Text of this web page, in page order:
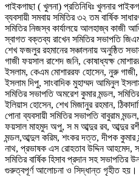
পাইকগাছা ( খুলনা) প্রতিনিধিঃ খুলনার
ব্যবসায়ী সমবায় সমিতির ৩২ তম বার্ষিক
সমিতির নিজস্ব কার্যালয়ে আলহাজ্ব কাজী
স্বাগত বক্তব্য রাখেন সমিতির সভাপতি
শেখ ফজলুর রহমানের সঞ্চালনায় অনুষ্ঠিত
গাজী ফয়সাল রাশেদ জনি, কোষাধ্যক্ষ
ইসলাম, কেএম মোশাররফ হোসেন, নুরু গাজী,
ইসলাম দিপু, সাংবাদিক মুহাম্মদ আমিনুল
সমিতির সভাপতি অমরেশ কুমার মন্ডল,
ইলিয়াস হোসেন, শেখ মিজানুর রহমান,
পোনা ব্যবসায়ী সমিতির সভাপতি বাবুরাম
ফয়সাল মাহমুদ অপু, স ম আব্দুর রব, আব্দুর
মন্ডল,আব্দুল করিম, শংকর দত্ত, দীপক
নাথ, প্রভাষক এস রোহতাব উদ্দিন
সমিতির বার্ষিক হিসাব প্রদান সহ সভাপতির
গুরুত্বপূর্ণ আলোচনা ও সিদ্ধান্ত গৃহীত হয়।